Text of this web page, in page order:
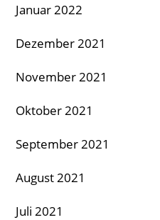
Januar 2022
Dezember 2021
November 2021
Oktober 2021
September 2021
August 2021
Juli 2021